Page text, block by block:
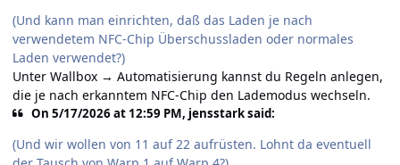
(Und kann man einrichten, daß das Laden je nach
verwendetem NFC-Chip Überschussladen oder normales
Laden verwendet?)
Unter Wallbox → Automatisierung kannst du Regeln anlegen,
die je nach erkanntem NFC-Chip den Lademodus wechseln.
On 5/17/2026 at 12:59 PM, jensstark said:
(Und wir wollen von 11 auf 22 aufrüsten. Lohnt da eventuell